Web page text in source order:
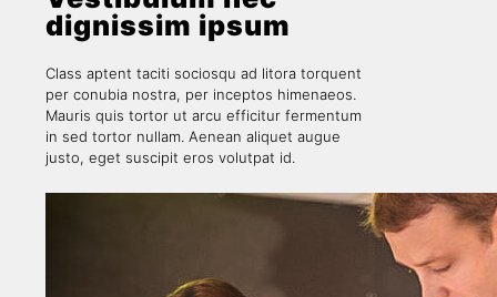
dignissim ipsum
Class aptent taciti sociosqu ad litora torquent
per conubia nostra, per inceptos himenaeos.
Mauris quis tortor ut arcu efficitur fermentum
in sed tortor nullam. Aenean aliquet augue
justo, eget suscipit eros volutpat id.